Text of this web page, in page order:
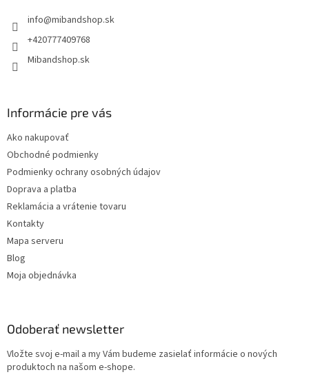
info@mibandshop.sk
+420777409768
Mibandshop.sk
Informácie pre vás
Ako nakupovať
Obchodné podmienky
Podmienky ochrany osobných údajov
Doprava a platba
Reklamácia a vrátenie tovaru
Kontakty
Mapa serveru
Blog
Moja objednávka
Odoberať newsletter
Vložte svoj e-mail a my Vám budeme zasielať informácie o nových
produktoch na našom e-shope.